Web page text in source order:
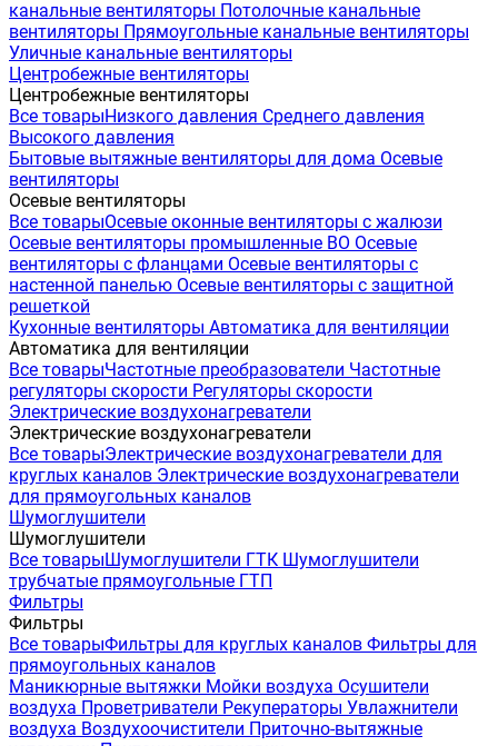
канальные вентиляторы Потолочные канальные
вентиляторы Прямоугольные канальные вентиляторы
Уличные канальные вентиляторы
Центробежные вентиляторы
Центробежные вентиляторы
Все товарыНизкого давления Среднего давления
Высокого давления
Бытовые вытяжные вентиляторы для дома Осевые
вентиляторы
Осевые вентиляторы
Все товарыОсевые оконные вентиляторы с жалюзи
Осевые вентиляторы промышленные ВО Осевые
вентиляторы с фланцами Осевые вентиляторы с
настенной панелью Осевые вентиляторы с защитной
решеткой
Кухонные вентиляторы Автоматика для вентиляции
Автоматика для вентиляции
Все товарыЧастотные преобразователи Частотные
регуляторы скорости Регуляторы скорости
Электрические воздухонагреватели
Электрические воздухонагреватели
Все товарыЭлектрические воздухонагреватели для
круглых каналов Электрические воздухонагреватели
для прямоугольных каналов
Шумоглушители
Шумоглушители
Все товарыШумоглушители ГТК Шумоглушители
трубчатые прямоугольные ГТП
Фильтры
Фильтры
Все товарыФильтры для круглых каналов Фильтры для
прямоугольных каналов
Маникюрные вытяжки Мойки воздуха Осушители
воздуха Проветриватели Рекуператоры Увлажнители
воздуха Воздухоочистители Приточно-вытяжные